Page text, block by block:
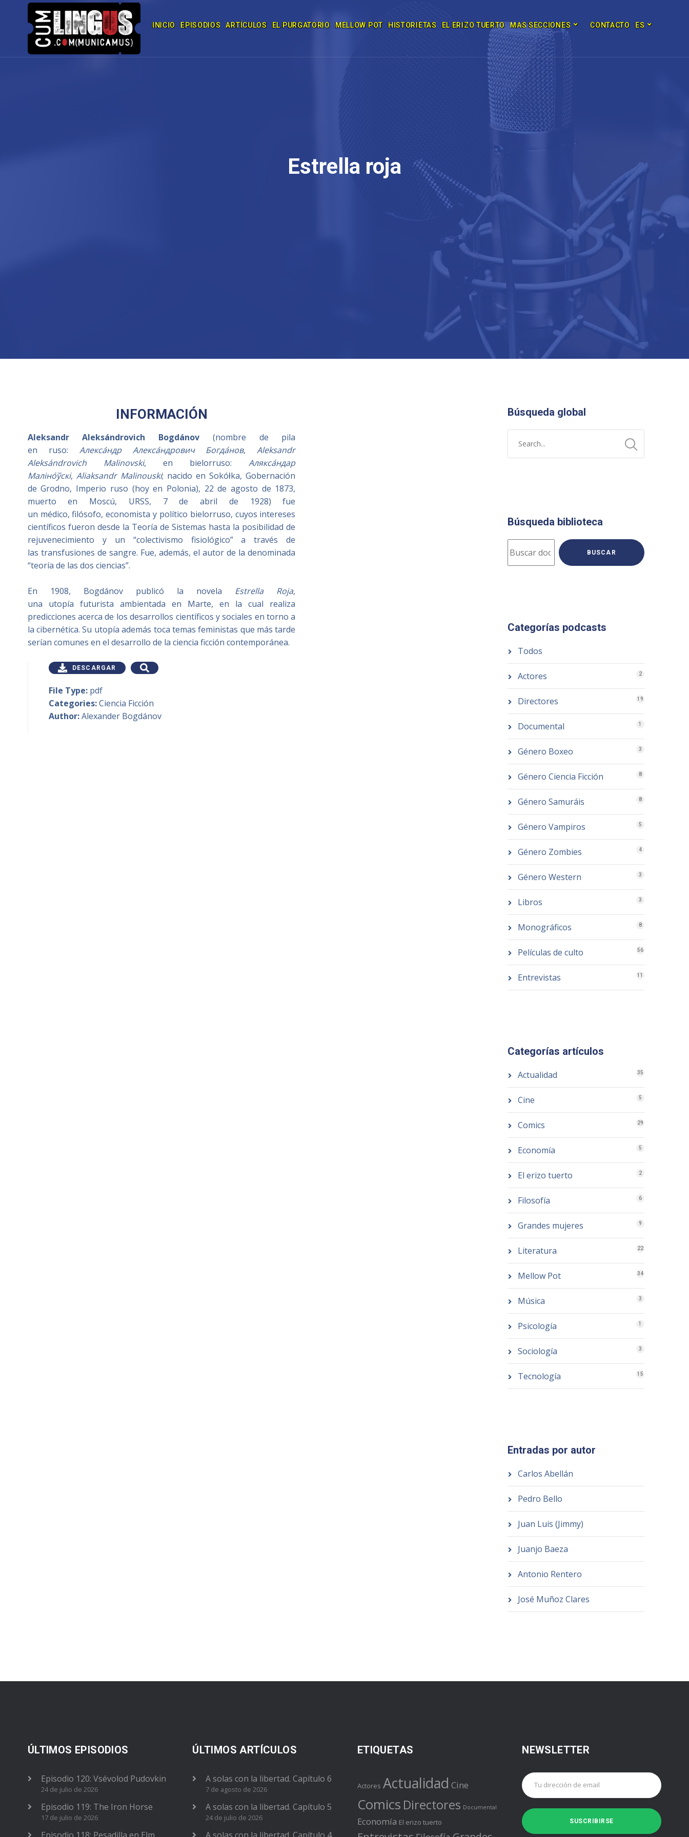
INICIO EPISODIOS ARTÍCULOS EL PURGATORIO MELLOW POT HISTORIETAS EL ERIZO TUERTO MAS SECCIONES CONTACTO ES
Estrella roja
INFORMACIÓN
Aleksandr Aleksándrovich Bogdánov (nombre de pila
en ruso: Алекса́ндр Алекса́ндрович Богда́нов,Aleksandr
Aleksándrovich Malinovski, en bielorruso:Алякса́ндар
Маліно́ўскі, Aliaksandr Malinouski; nacido en Sokółka, Gobernación
de Grodno, Imperio ruso (hoy en Polonia), 22 de agosto de 1873,
muerto en Moscú, URSS, 7 de abril de 1928) fue
un médico, filósofo, economista y político bielorruso, cuyos intereses
científicos fueron desde la Teoría de Sistemas hasta la posibilidad de
rejuvenecimiento y un “colectivismo fisiológico” a través de
las transfusiones de sangre. Fue, además, el autor de la denominada
“teoría de las dos ciencias”.
En 1908, Bogdánov publicó la novela Estrella Roja,
una utopía futurista ambientada en Marte, en la cual realiza
predicciones acerca de los desarrollos científicos y sociales en torno a
la cibernética. Su utopía además toca temas feministas que más tarde
serían comunes en el desarrollo de la ciencia ficción contemporánea.
DESCARGAR
File Type: pdf
Categories:Ciencia Ficción
Author:Alexander Bogdánov
Búsqueda global
Búsqueda biblioteca
BUSCAR
Categorías podcasts
Todos
Actores 2
Directores 19
Documental 1
Género Boxeo 3
Género Ciencia Ficción 8
Género Samuráis 8
Género Vampiros 5
Género Zombies 4
Género Western 3
Libros 3
Monográficos 8
Películas de culto 56
Entrevistas 11
Categorías artículos
Actualidad 35
Cine 5
Comics 29
Economía 5
El erizo tuerto 2
Filosofía 6
Grandes mujeres 9
Literatura 22
Mellow Pot 34
Música 3
Psicología 1
Sociología 3
Tecnología 15
Entradas por autor
Carlos Abellán
Pedro Bello
Juan Luis (Jimmy)
Juanjo Baeza
Antonio Rentero
José Muñoz Clares
ÚLTIMOS EPISODIOS
Episodio 120: Vsévolod Pudovkin
24 de julio de 2026
Episodio 119: The Iron Horse
17 de julio de 2026
ÚLTIMOS ARTÍCULOS
A solas con la libertad. Capítulo 6
7 de agosto de 2026
A solas con la libertad. Capítulo 5
24 de julio de 2026
ETIQUETAS
Actores Actualidad Cine
Comics Directores Documental
Economía El erizo tuerto
NEWSLETTER